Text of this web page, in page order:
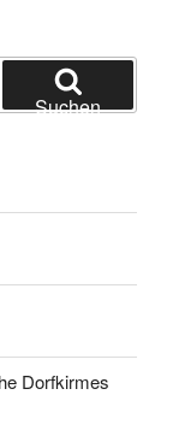
Suchen
Dorfkirmes